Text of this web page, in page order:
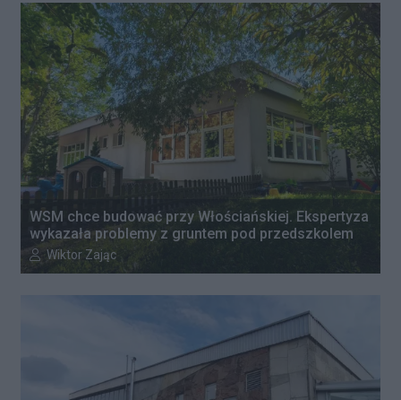
WSM chce budować przy Włościańskiej. Ekspertyza
wykazała problemy z gruntem pod przedszkolem
Autor artykułu:
Wiktor Zając